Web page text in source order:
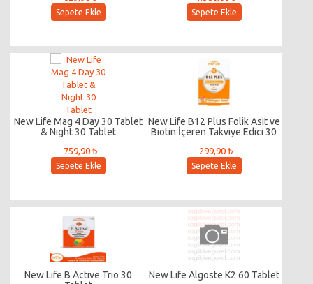
Sepete Ekle Sepete Ekle
New Life Mag 4 Day 30 Tablet
& Night 30 Tablet
759,90 ₺
Sepete Ekle
New Life B12 Plus Folik Asit ve
Biotin İçeren Takviye Edici 30
299,90 ₺
Sepete Ekle
New Life B Active Trio 30
New Life Algoste K2 60 Tablet